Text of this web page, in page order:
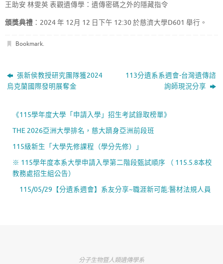
王助安 林雯英 表觀遺傳學：遺傳密碼之外的隱藏指令
頒獎典禮 ：2024 年 12月 12 日下午 12:30 於慈濟大學D601 舉行。
Bookmark.
張新侯教授研究團隊獲2024
烏克蘭國際發明展奪金
113分遺系系週會-台灣遺傳諮
詢師現況分享
《115學年度大學「申請入學」招生考試錄取榜單》
THE 2026亞洲大學排名，慈大躋身亞洲前段班
115級新生「大學先修課程（學分先修）」
※ 115學年度本系大學申請入學第二階段甄試順序 （ 115.5.8本校
教務處招生組公告）
115/05/29【分遺系週會】系友分享~職涯新可能:醫材法規人員
分子生物暨人類遺傳學系